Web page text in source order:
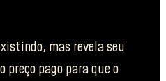
mas revela seu
preço pago para que o